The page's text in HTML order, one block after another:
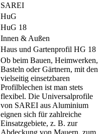
SAREI
HuG
HuG 18
Innen & Außen
Haus und Gartenprofil HG 18
Ob beim Bauen, Heimwerken,
Basteln oder Gärtnern, mit den
vielseitig einsetzbaren
Profilblechen ist man stets
flexibel. Die Universalprofile
von SAREI aus Aluminium
eignen sich für zahlreiche
Einsatzgebiete, z. B. zur
Abdeckung von Mauern, zum